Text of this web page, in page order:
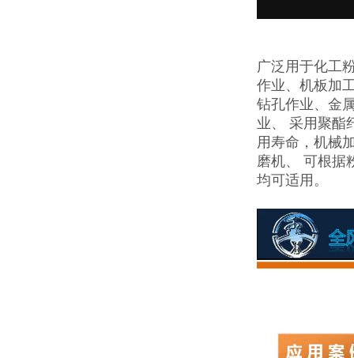
广泛用于化工
作业、机板加
钻孔作业、金
业、 采用聚酯
用寿命，机械
磨机、 可根据
均可适用。